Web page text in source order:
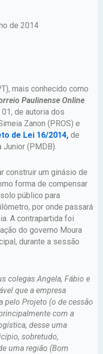
de 2014
mais conhecido como
Paulinense Online
de autoria dos
Zanon (PROS) e
de Lei 16/2014, de
(PMDB).
construir um ginásio de
forma de compensar
público para
por onde passará
A contrapartida foi
do governo Moura
durante a sessão
colegas Angela, Fábio e
que a empresa
pelo Projeto (o de cessão
com a
desse uma
sobretudo,
uma região (Bom